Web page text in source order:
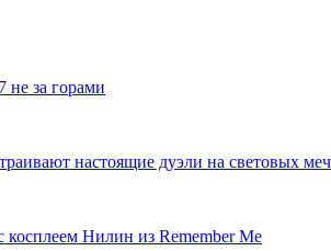
не за горами
настоящие дуэли на световых
косплеем Нилин из Remember Me